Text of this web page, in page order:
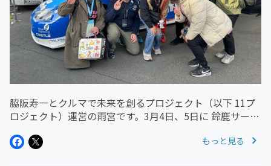
脇阪寿一とクルマで未来を創るプロジェクト（以下 11プ
ロジェクト）運営の雨宮です。3月4日、5日に 鈴鹿サーキ
ースポーツファン感謝デー 】脇阪寿一も参加し名物企画
もっと見る